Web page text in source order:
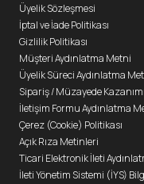
Üyelik Sözleşmesi
İptal ve İade Politikası
Gizlilik Politikası
Müşteri Aydınlatma Metni
Üyelik Süreci Aydınlatma
Sipariş / Müzayede
İletişim Formu Aydınlatma
Çerez (Cookie) Politikası
Açık Rıza Metinleri
Ticari Elektronik İleti
İleti Yönetim Sistemi (İYS)